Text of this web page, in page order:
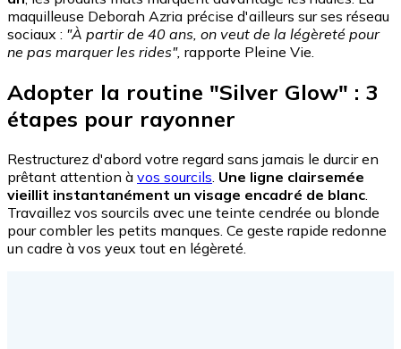
maquilleuse Deborah Azria précise d'ailleurs sur ses réseau
sociaux : "À partir de 40 ans, on veut de la légèreté pour
ne pas marquer les rides", rapporte Pleine Vie.
Adopter la routine "Silver Glow" : 3
étapes pour rayonner
Restructurez d'abord votre regard sans jamais le durcir en
prêtant attention à vos sourcils. Une ligne clairsemée
vieillit instantanément un visage encadré de blanc.
Travaillez vos sourcils avec une teinte cendrée ou blonde
pour combler les petits manques. Ce geste rapide redonne
un cadre à vos yeux tout en légèreté.